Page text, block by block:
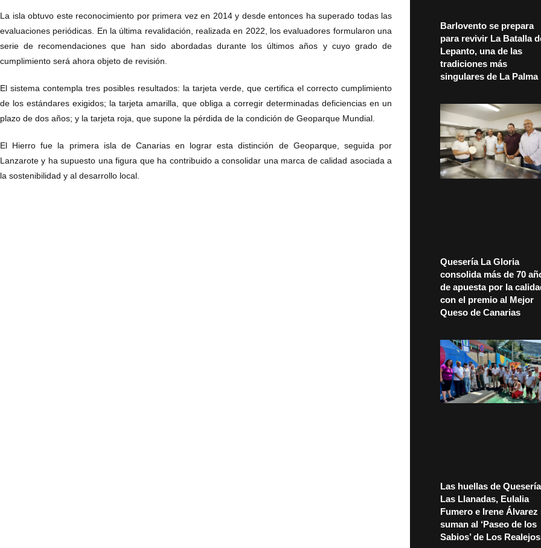
La isla obtuvo este reconocimiento por primera vez en 2014 y desde entonces ha superado todas las
evaluaciones periódicas. En la última revalidación, realizada en 2022, los evaluadores formularon una
serie de recomendaciones que han sido abordadas durante los últimos años y cuyo grado de
cumplimiento será ahora objeto de revisión.
El sistema contempla tres posibles resultados: la tarjeta verde, que certifica el correcto cumplimiento
de los estándares exigidos; la tarjeta amarilla, que obliga a corregir determinadas deficiencias en un
plazo de dos años; y la tarjeta roja, que supone la pérdida de la condición de Geoparque Mundial.
El Hierro fue la primera isla de Canarias en lograr esta distinción de Geoparque, seguida por
Lanzarote y ha supuesto una figura que ha contribuido a consolidar una marca de calidad asociada a
la sostenibilidad y al desarrollo local.
Barlovento se prepara
para revivir La Batalla
Lepanto, una de las
tradiciones más
singulares de La Palma
Quesería La Gloria
consolida más de 70
de apuesta por la
con el premio al Mejor
Queso de Canarias
Las huellas de Quesería
Las Llanadas, Eulalia
Fumero e Irene Álvarez
suman al ‘Paseo de los
Sabios’ de Los Realejos